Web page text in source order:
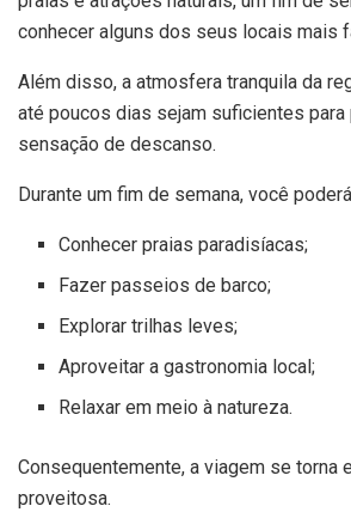
conhecer alguns dos seus locais mais
Além disso, a atmosfera tranquila da
até poucos dias sejam suficientes para
sensação de descanso.
Durante um fim de semana, você
Conhecer praias paradisíacas;
Fazer passeios de barco;
Explorar trilhas leves;
Aproveitar a gastronomia local;
Relaxar em meio à natureza.
Consequentemente, a viagem se torna
proveitosa.